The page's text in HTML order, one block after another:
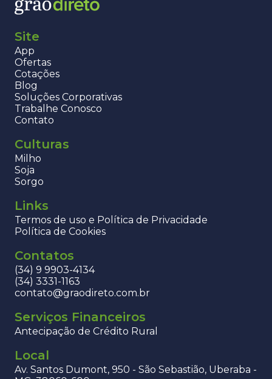
Site
App
Ofertas
Cotações
Blog
Soluções Corporativas
Trabalhe Conosco
Contato
Culturas
Milho
Soja
Sorgo
Links
Termos de uso e Política de Privacidade
Política de Cookies
Contatos
(34) 9 9903-4134
(34) 3331-1163
contato@graodireto.com.br
Serviços Financeiros
Antecipação de Crédito Rural
Local
Av. Santos Dumont, 950 - São Sebastião, Uberaba -